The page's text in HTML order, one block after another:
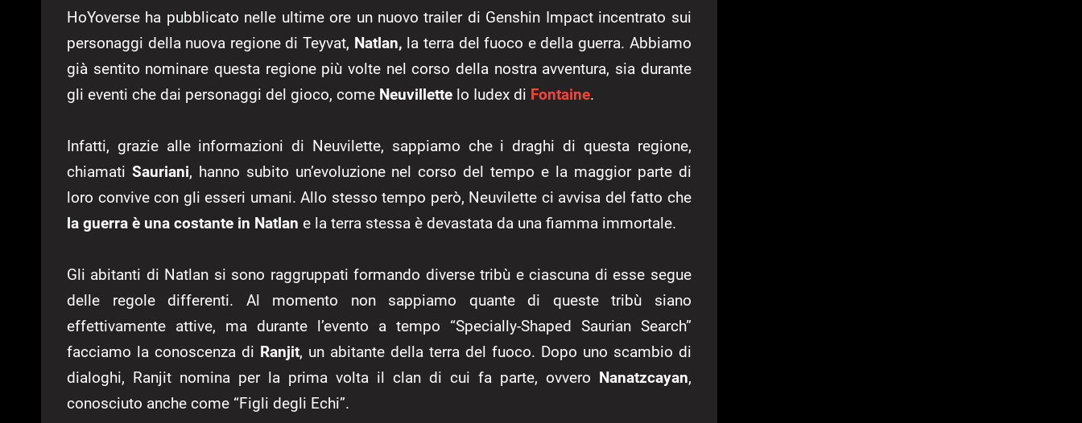
HoYoverse ha pubblicato nelle ultime ore un nuovo trailer di Genshin Impact incentrato sui
personaggi della nuova regione di Teyvat, Natlan, la terra del fuoco e della guerra. Abbiamo
già sentito nominare questa regione più volte nel corso della nostra avventura, sia durante
gli eventi che dai personaggi del gioco, come Neuvillette lo Iudex di Fontaine.
Infatti, grazie alle informazioni di Neuvilette, sappiamo che i draghi di questa regione,
chiamati Sauriani, hanno subito un’evoluzione nel corso del tempo e la maggior parte di
loro convive con gli esseri umani. Allo stesso tempo però, Neuvilette ci avvisa del fatto che
la guerra è una costante in Natlan e la terra stessa è devastata da una fiamma immortale.
Gli abitanti di Natlan si sono raggruppati formando diverse tribù e ciascuna di esse segue
delle regole differenti. Al momento non sappiamo quante di queste tribù siano
effettivamente attive, ma durante l’evento a tempo “Specially-Shaped Saurian Search”
facciamo la conoscenza di Ranjit, un abitante della terra del fuoco. Dopo uno scambio di
dialoghi, Ranjit nomina per la prima volta il clan di cui fa parte, ovvero Nanatzcayan,
conosciuto anche come “Figli degli Echi”.